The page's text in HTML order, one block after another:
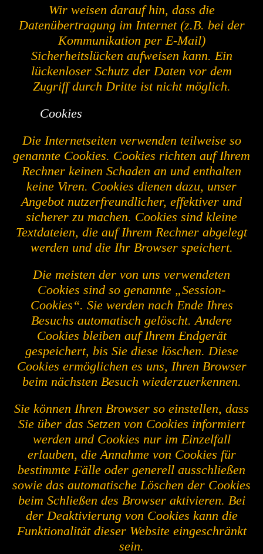
Wir weisen darauf hin, dass die
Datenübertragung im Internet (z.B. bei der
Kommunikation per E-Mail)
Sicherheitslücken aufweisen kann. Ein
lückenloser Schutz der Daten vor dem
Zugriff durch Dritte ist nicht möglich.
Cookies
Die Internetseiten verwenden teilweise so
genannte Cookies. Cookies richten auf Ihrem
Rechner keinen Schaden an und enthalten
keine Viren. Cookies dienen dazu, unser
Angebot nutzerfreundlicher, effektiver und
sicherer zu machen. Cookies sind kleine
Textdateien, die auf Ihrem Rechner abgelegt
werden und die Ihr Browser speichert.
Die meisten der von uns verwendeten
Cookies sind so genannte „Session-
Cookies“. Sie werden nach Ende Ihres
Besuchs automatisch gelöscht. Andere
Cookies bleiben auf Ihrem Endgerät
gespeichert, bis Sie diese löschen. Diese
Cookies ermöglichen es uns, Ihren Browser
beim nächsten Besuch wiederzuerkennen.
Sie können Ihren Browser so einstellen, dass
Sie über das Setzen von Cookies informiert
werden und Cookies nur im Einzelfall
erlauben, die Annahme von Cookies für
bestimmte Fälle oder generell ausschließen
sowie das automatische Löschen der Cookies
beim Schließen des Browser aktivieren. Bei
der Deaktivierung von Cookies kann die
Funktionalität dieser Website eingeschränkt
sein.